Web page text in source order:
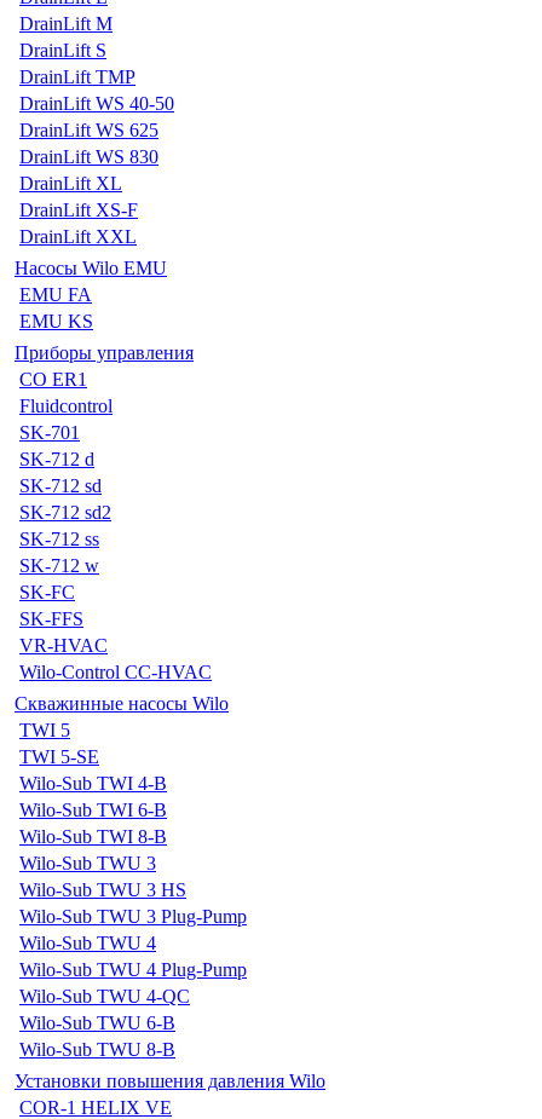
DrainLift M
DrainLift S
DrainLift TMP
DrainLift WS 40-50
DrainLift WS 625
DrainLift WS 830
DrainLift XL
DrainLift XS-F
DrainLift XXL
Насосы Wilo EMU
EMU FA
EMU KS
Приборы управления
CO ER1
Fluidcontrol
SK-701
SK-712 d
SK-712 sd
SK-712 sd2
SK-712 ss
SK-712 w
SK-FC
SK-FFS
VR-HVAC
Wilo-Control CC-HVAC
Скважинные насосы Wilo
TWI 5
TWI 5-SE
Wilo-Sub TWI 4-B
Wilo-Sub TWI 6-B
Wilo-Sub TWI 8-B
Wilo-Sub TWU 3
Wilo-Sub TWU 3 HS
Wilo-Sub TWU 3 Plug-Pump
Wilo-Sub TWU 4
Wilo-Sub TWU 4 Plug-Pump
Wilo-Sub TWU 4-QC
Wilo-Sub TWU 6-B
Wilo-Sub TWU 8-B
Установки повышения давления Wilo
COR-1 HELIX VE